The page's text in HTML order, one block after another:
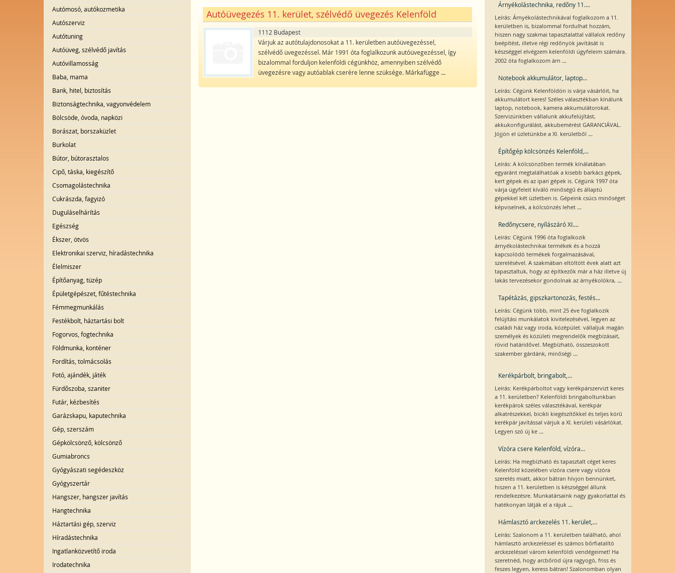
Autómosó, autókozmetika
Autószerviz
Autótuning
Autóüveg, szélvédő javítás
Autóvillamosság
Baba, mama
Bank, hitel, biztosítás
Biztonságtechnika, vagyonvédelem
Bölcsöde, óvoda, napközi
Borászat, borszaküzlet
Burkolat
Bútor, bútorasztalos
Cipő, táska, kiegészítő
Csomagolástechnika
Cukrászda, fagyizó
Duguláselhárítás
Egészség
Ékszer, ötvös
Elektronikai szerviz, híradástechnika
Élelmiszer
Építőanyag, tüzép
Épületgépészet, fűtéstechnika
Fémmegmunkálás
Festékbolt, háztartási bolt
Fogorvos, fogtechnika
Földmunka, konténer
Fordítás, tolmácsolás
Fotó, ajándék, játék
Fürdőszoba, szaniter
Futár, kézbesítés
Garázskapu, kaputechnika
Gép, szerszám
Gépkölcsönző, kölcsönző
Gumiabroncs
Gyógyászati segédeszköz
Gyógyszertár
Hangszer, hangszer javítás
Hangtechnika
Háztartási gép, szerviz
Híradástechnika
Ingatlanközvetítő iroda
Irodatechnika
Autóüvegezés 11. kerület, szélvédő üvegezés Kelenföld
1112 Budapest
Várjuk az autótulajdonosokat a 11. kerületben autóüvegezéssel,
szélvédő üvegezéssel. Már 1991 óta foglalkozunk autóüvegezéssel, így
bizalommal forduljon kelenföldi cégünkhöz, amennyiben szélvédő
üvegezésre vagy autóablak cserére lenne szüksége. Márkafügge ...
Árnyékolástechnika, redőny 11....
Leírás: Árnyékolástechnikával foglalkozom a 11.
kerületben is, bizalommal fordulhat hozzám,
hiszen nagy szakmai tapasztalattal vállalok redőny
beépítést, illetve régi redőnyök javítását is
készséggel elvégzem kelenföldi ügyfeleim számára.
2002 óta foglalkozom árn ...
Notebook akkumulátor, laptop...
Leírás: Cégünk Kelenföldön is várja vásárlóit, ha
akkumulátort keres! Széles választékban kínálunk
laptop, notebook, kamera akkumulátorokat.
Szervizünkben vállalunk akkufelújítást,
akkukonfigurálást, akkubemérést GARANCIÁVAL.
Jöjjön el üzletünkbe a XI. kerületből ...
Építőgép kölcsönzés Kelenföld,...
Leírás: A kölcsönzőben termék kínálatában
egyaránt megtalálhatóak a kisebb barkács gépek,
kert gépek és az ipari gépek is. Cégünk 1997 óta
várja ügyfeleit kíváló minőségű és állaptú
gépekkel két üzletben is. Gépeink csúcs minőséget
képviselnek, a kölcsönzés lehet ...
Redőnycsere, nyílászáró XI....
Leírás: Cégünk 1996 óta foglalkozik
árnyékolástechnikai termékek és a hozzá
kapcsolódó termékek forgalmazásával,
szerelésével. A szakmában eltöltött évek alatt azt
tapasztaltuk, hogy az építkezők már a ház illetve új
lakás tervezésekor gondolnak az árnyékolókra, ...
Tapétázás, gipszkartonozás, festés...
Leírás: Cégünk több, mint 25 éve foglalkozik
felújítási munkálatok kivitelezésével, legyen az
családi ház vagy iroda, középület. vállaljuk magán
személyek és közületi megrendelők megbízásait,
rövid határidővel. Megbízható, összeszokott
szakember gárdánk, minőségi ...
Kerékpárbolt, bringabolt,...
Leírás: Kerékpárboltot vagy kerékpárszervizt keres
a 11. kerületben? Kelenföldi bringaboltunkban
kerékpárok széles választékával, kerékpár
alkatrészekkel, bicikli kiegészítőkkel és teljes körű
kerékpár javítással várjuk a XI. kerületi vásárlókat.
Legyen szó új ke ...
Vízóra csere Kelenföld, vízóra...
Leírás: Ha megbízható és tapasztalt céget keres
Kelenföld közelében vízóra csere vagy vízóra
szerelés miatt, akkor bátran hívjon bennünket,
hiszen a 11. kerületben is készséggel állunk
rendelkezésre. Munkatársaink nagy gyakorlattal és
hatékonyan látják el a rájuk ...
Hámlasztó arckezelés 11. kerület,...
Leírás: Szalonom a 11. kerületben található, ahol
hámlasztó arckezeléssel és számos bőrfiatalító
arckezeléssel várom kelenföldi vendégeimet! Ha
szeretnéd, hogy arcbőröd újra ragyogó, friss és
feszes legyen, keress bátran! Szalonomban olyan